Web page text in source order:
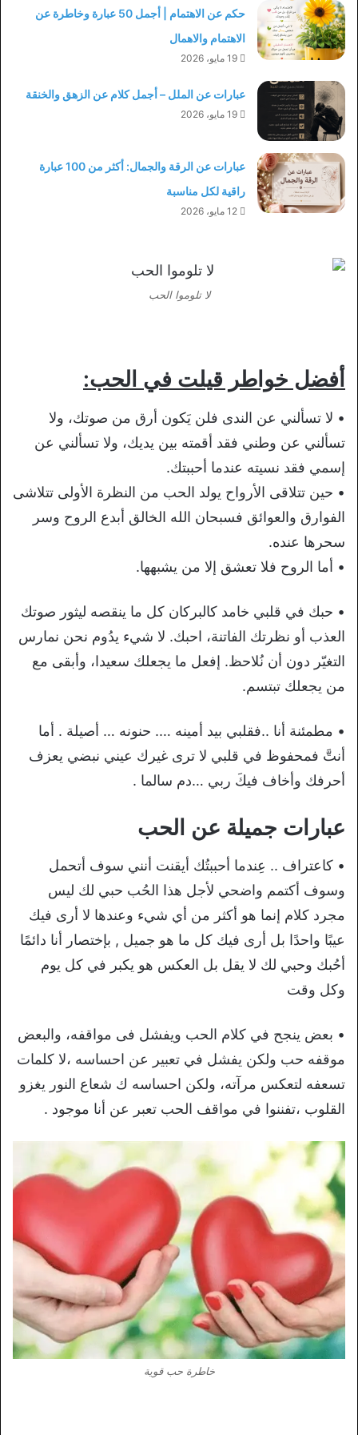
حكم عن الاهتمام | أجمل 50 عبارة وخاطرة عن
الاهتمام والاهمال
19 مايو، 2026
عبارات عن الملل – أجمل كلام عن الزهق والخنقة
19 مايو، 2026
عبارات عن الرقة والجمال: أكثر من 100 عبارة
راقية لكل مناسبة
12 مايو، 2026
لا تلوموا الحب
أفضل خواطر قيلت في الحب:
• لا تسألني عن الندى فلن يَكون أرق من صوتك، ولا
تسألني عن وطني فقد أقمته بين يديك، ولا تسألني عن
إسمي فقد نسيته عندما أحببتك.
• حين تتلاقى الأرواح يولد الحب من النظرة الأولى تتلاشى
الفوارق والعوائق فسبحان الله الخالق أبدع الروح وسر
سحرها عنده.
• أما الروح فلا تعشق إلا من يشبهها.
• حبك في قلبي خامد كالبركان كل ما ينقصه ليثور صوتك
العذب أو نظرتك الفاتنة، احبك. لا شيء يدُوم نحن نمارس
التغيّر دون أن نُلاحظ. إفعل ما يجعلك سعيدا، وأبقى مع
من يجعلك تبتسم.
• مطمئنة أنا ..فقلبي بيد أمينه …. حنونه … أصيلة . أما
أنتَّ فمحفوظ في قلبي لا ترى غيرك عيني نبضي يعزف
أحرفك وأخاف فيكَ ربي …دم سالما .
عبارات جميلة عن الحب
• كاعتراف .. عِندما أحببتُك أيقنت أنني سوف أتحمل
وسوف أكتمم واضحي لأجل هذا الحُب حبي لك ليس
مجرد كلام إنما هو أكثر من أي شيء وعندها لا أرى فيك
عيبًا واحدًا بل أرى فيك كل ما هو جميل , بإختصار أنا دائمًا
أحُبك وحبي لك لا يقل بل العكس هو يكبر في كل يوم
وكل وقت
• بعض ينجح في كلام الحب ويفشل فى مواقفه، والبعض
موقفه حب ولكن يفشل في تعبير عن احساسه ،لا كلمات
تسعفه لتعكس مرآته، ولكن احساسه ك شعاع النور يغزو
القلوب ،تفننوا في مواقف الحب تعبر عن أنا موجود .
خاطرة حب قوية